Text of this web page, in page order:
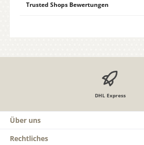
Trusted Shops Bewertungen
DHL Express
Über uns
Rechtliches